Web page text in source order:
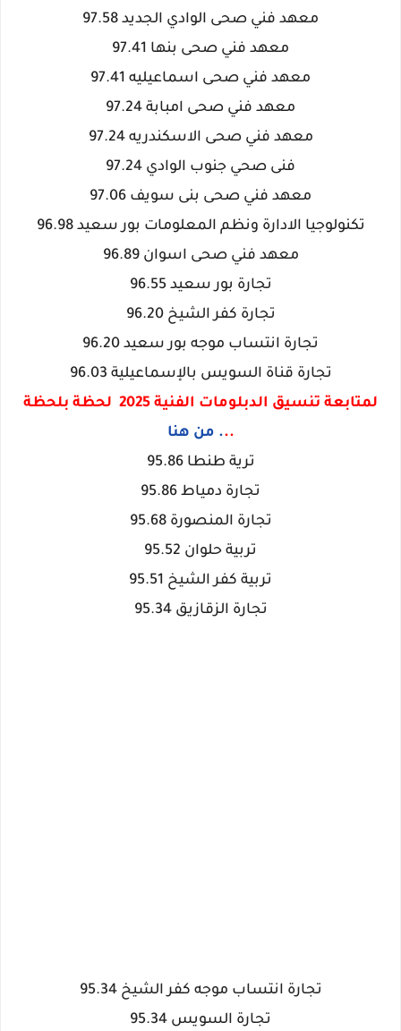
معهد فني صحى الوادي الجديد 97.58
معهد فني صحى بنها 97.41
معهد فني صحى اسماعيليه 97.41
معهد فني صحى امبابة 97.24
معهد فني صحى الاسكندريه 97.24
فنى صحي جنوب الوادي 97.24
معهد فني صحى بنى سويف 97.06
تكنولوجيا الادارة ونظم المعلومات بور سعيد 96.98
معهد فني صحى اسوان 96.89
تجارة بور سعيد 96.55
تجارة كفر الشيخ 96.20
تجارة انتساب موجه بور سعيد 96.20
تجارة قناة السويس بالإسماعيلية 96.03
لمتابعة تنسيق الدبلومات الفنية 2025 لحظة بلحظة
... من هنا
ترية طنطا 95.86
تجارة دمياط 95.86
تجارة المنصورة 95.68
تربية حلوان 95.52
تربية كفر الشيخ 95.51
تجارة الزقازيق 95.34
تجارة انتساب موجه كفر الشيخ 95.34
تجارة السويس 95.34